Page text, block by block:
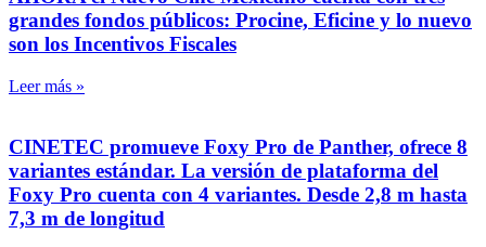
grandes fondos públicos: Procine, Eficine y lo nuevo
son los Incentivos Fiscales
Leer más »
CINETEC promueve Foxy Pro de Panther, ofrece 8
variantes estándar. La versión de plataforma del
Foxy Pro cuenta con 4 variantes. Desde 2,8 m hasta
7,3 m de longitud